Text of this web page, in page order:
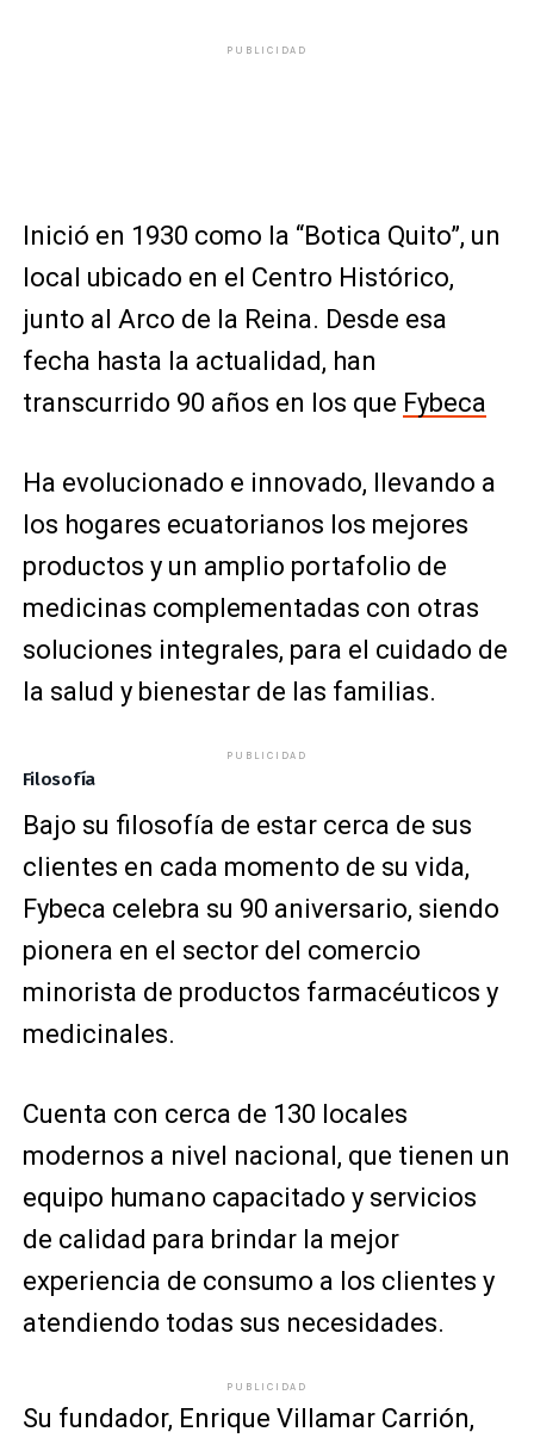
PUBLICIDAD
Inició en 1930 como la “Botica Quito”, un
local ubicado en el Centro Histórico,
junto al Arco de la Reina. Desde esa
fecha hasta la actualidad, han
transcurrido 90 años en los que Fybeca
Ha evolucionado e innovado, llevando a
los hogares ecuatorianos los mejores
productos y un amplio portafolio de
medicinas complementadas con otras
soluciones integrales, para el cuidado de
la salud y bienestar de las familias.
PUBLICIDAD
Filosofía
Bajo su filosofía de estar cerca de sus
clientes en cada momento de su vida,
Fybeca celebra su 90 aniversario, siendo
pionera en el sector del comercio
minorista de productos farmacéuticos y
medicinales.
Cuenta con cerca de 130 locales
modernos a nivel nacional, que tienen un
equipo humano capacitado y servicios
de calidad para brindar la mejor
experiencia de consumo a los clientes y
atendiendo todas sus necesidades.
PUBLICIDAD
Su fundador, Enrique Villamar Carrión,